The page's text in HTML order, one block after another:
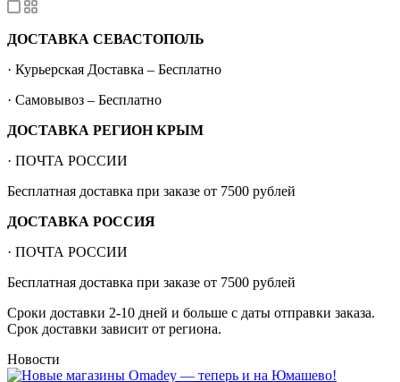
ДОСТАВКА СЕВАСТОПОЛЬ
· Курьерская Доставка – Бесплатно
· Самовывоз – Бесплатно
ДОСТАВКА РЕГИОН КРЫМ
· ПОЧТА РОССИИ
Бесплатная доставка при заказе от 7500 рублей
ДОСТАВКА РОССИЯ
· ПОЧТА РОССИИ
Бесплатная доставка при заказе от 7500 рублей
Сроки доставки 2-10 дней и больше с даты отправки заказа.
Срок доставки зависит от региона.
Новости